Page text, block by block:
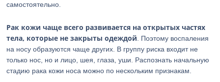
самостоятельно.
Рак кожи чаще всего развивается на открытых частях
тела, которые не закрыты одеждой . Поэтому воспаления
на носу образуются чаще других. В группу риска входит не
только нос, но и лицо, шея, глаза, уши. Распознать начальную
стадию рака кожи носа можно по нескольким признакам.